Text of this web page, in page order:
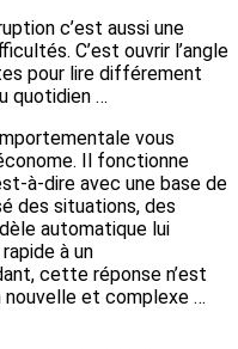
c’est aussi une
C’est ouvrir l’angle
pour lire différement
quotidien …
vous
Il fonctionne
à-dire avec une base de
des situations, des
automatique lui
à un
cette réponse n’est
nouvelle et complexe …